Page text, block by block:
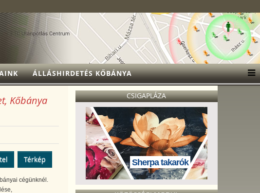
ÁLLÁSHIRDETÉS KŐBÁNYA
Kőbánya
Térkép
cégünknél.
CSIGAPLÁZA
Sherpa takarók